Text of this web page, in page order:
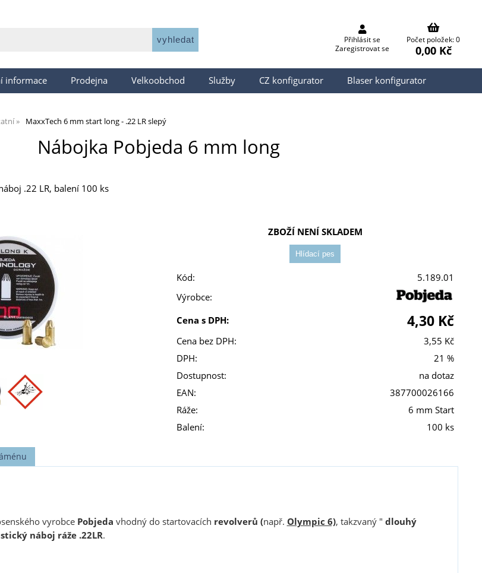
Přihlásit se
Zaregistrovat se
Počet položek: 0
0,00 Kč
informace Prodejna Velkoobchod Služby CZ konfigurator Blaser konfigurator
MaxxTech 6 mm start long - .22 LR slepý
Nábojka Pobjeda 6 mm long
.22 LR, balení 100 ks
ZBOŽÍ NENÍ SKLADEM
Kód:
5.189.01
Výrobce:
Cena s DPH:
4,30 Kč
Cena bez DPH:
3,55 Kč
DPH:
21 %
Dostupnost:
na dotaz
EAN:
387700026166
Ráže:
6 mm Start
Balení:
100 ks
vyrobce Pobjeda vhodný do startovacích revolverů (např. Olympic 6), takzvaný " dlouhý
náboj ráže .22LR.